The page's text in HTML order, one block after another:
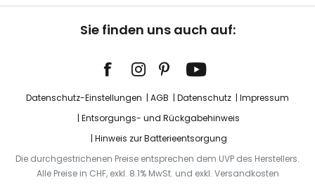
Sie finden uns auch auf:
Datenschutz-Einstellungen AGB Datenschutz
Impressum
Entsorgungs- und Rückgabehinweis
Hinweis zur Batterieentsorgung
Die durchgestrichenen Preise entsprechen dem UVP des Herstellers.
Alle Preise in CHF, exkl. 8.1% MwSt. und exkl. Versandkosten